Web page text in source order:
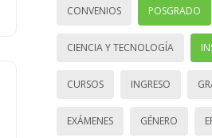
CONVENIOS POSGRADO
CIENCIA Y TECNOLOGÍA
CURSOS INGRESO
EXÁMENES GÉNERO